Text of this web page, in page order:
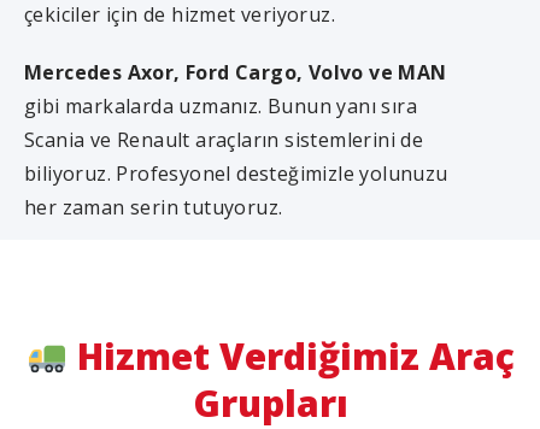
çekiciler için de hizmet veriyoruz.
Mercedes Axor, Ford Cargo, Volvo ve MAN
gibi markalarda uzmanız. Bunun yanı sıra
Scania ve Renault araçların sistemlerini de
biliyoruz. Profesyonel desteğimizle yolunuzu
her zaman serin tutuyoruz.
Hizmet Verdiğimiz Araç
Grupları